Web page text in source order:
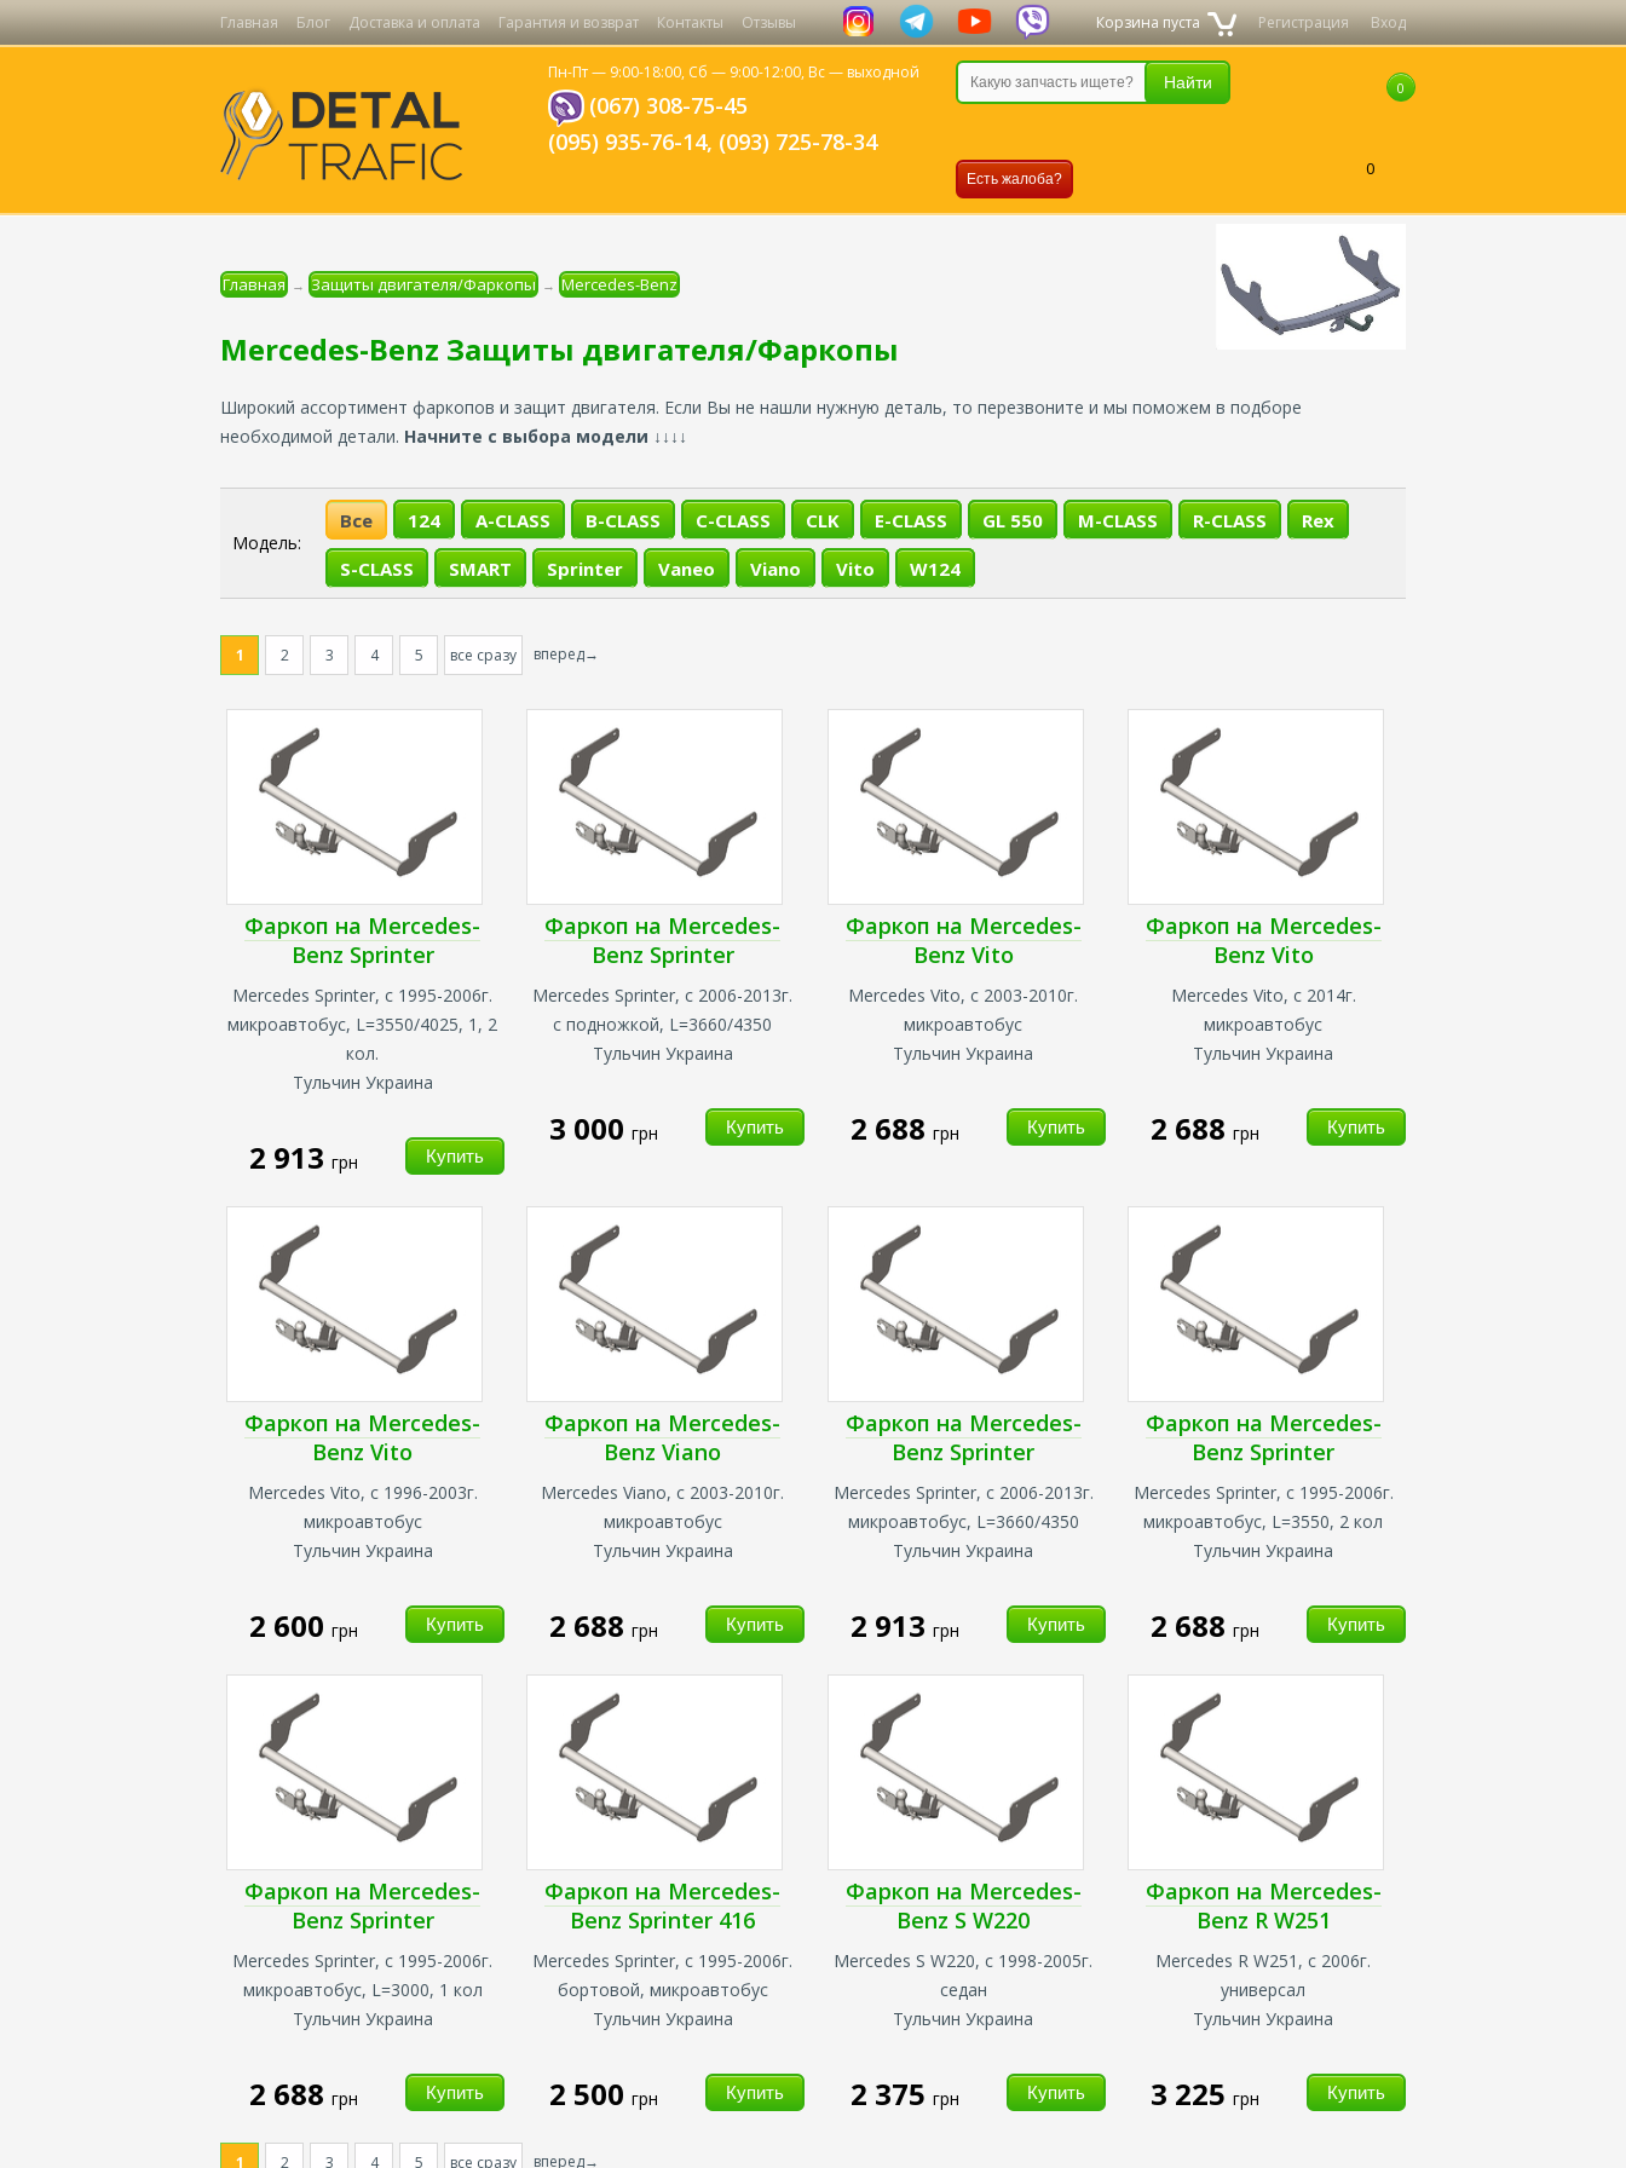
Главная Блог Доставка и оплата Гарантия и возврат Контакты Отзывы Регистрация Вход
Корзина пуста
Пн-Пт — 9:00-18:00, Сб — 9:00-12:00, Вс — выходной
(067) 308-75-45
(095) 935-76-14, (093) 725-78-34
Есть жалоба?
0
0
Главная → Защиты двигателя/Фаркопы → Mercedes-Benz
Mercedes-Benz Защиты двигателя/Фаркопы
Широкий ассортимент фаркопов и защит двигателя. Если Вы не нашли нужную деталь, то перезвоните и мы поможем в подборе
необходимой детали. Начните с выбора модели ↓↓↓↓
Модель:
Все 124 A-CLASS B-CLASS C-CLASS CLK E-CLASS GL 550 M-CLASS R-CLASS
Rex
S-CLASS
SMART Sprinter Vaneo Viano Vito W124
1 2 3 4 5 все сразу вперед→
Фаркоп на Mercedes-
Benz Sprinter
Mercedes Sprinter, с 1995-2006г.
микроавтобус, L=3550/4025, 1, 2
кол.
Тульчин Украина
2 913 грн
Фаркоп на Mercedes-
Benz Sprinter
Mercedes Sprinter, с 2006-2013г.
с подножкой, L=3660/4350
Тульчин Украина
3 000грн
Фаркоп на Mercedes-
Benz Vito
Mercedes Vito, с 2003-2010г.
микроавтобус
Тульчин Украина
2 688 грн
Фаркоп на Mercedes-
Benz Vito
Mercedes Vito, с 2014г.
микроавтобус
Тульчин Украина
2 688 грн
Фаркоп на Mercedes-
Benz Vito
Mercedes Vito, с 1996-2003г.
микроавтобус
Тульчин Украина
2 600 грн
Фаркоп на Mercedes-
Benz Viano
Mercedes Viano, с 2003-2010г.
микроавтобус
Тульчин Украина
2 688грн
Фаркоп на Mercedes-
Benz Sprinter
Mercedes Sprinter, с 2006-2013г.
микроавтобус, L=3660/4350
Тульчин Украина
2 913 грн
Фаркоп на Mercedes-
Benz Sprinter
Mercedes Sprinter, с 1995-2006г.
микроавтобус, L=3550, 2 кол
Тульчин Украина
2 688 грн
Фаркоп на Mercedes-
Benz Sprinter
Mercedes Sprinter, с 1995-2006г.
микроавтобус, L=3000, 1 кол
Тульчин Украина
2 688 грн
Фаркоп на Mercedes-
Benz Sprinter 416
Mercedes Sprinter, с 1995-2006г.
бортовой, микроавтобус
Тульчин Украина
2 500грн
Фаркоп на Mercedes-
Benz S W220
Mercedes S W220, с 1998-2005г.
седан
Тульчин Украина
2 375 грн
Фаркоп на Mercedes-
Benz R W251
Mercedes R W251, с 2006г.
универсал
Тульчин Украина
3 225 грн
1 2 3 4 5 все сразу вперед→